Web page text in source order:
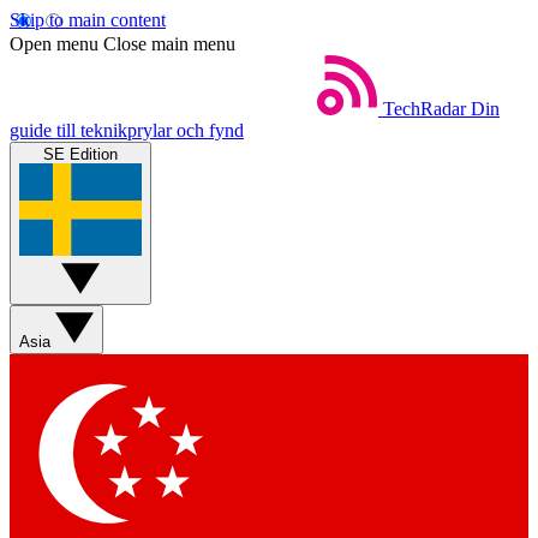
Skip to main content
Open menu Close main menu
TechRadar Din
guide till teknikprylar och fynd
SE Edition
Asia